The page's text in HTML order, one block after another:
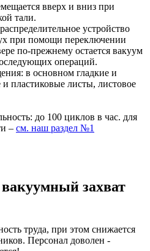
вверх и вниз при
тали.
устройство
при помощи переключении
по-прежнему остается вакуум
операций.
в основном гладкие и
пластиковые листы, листовое
до 100 циклов в час. для
– см. наш раздел №1
захват
труда, при этом снижается
Персонал доволен -